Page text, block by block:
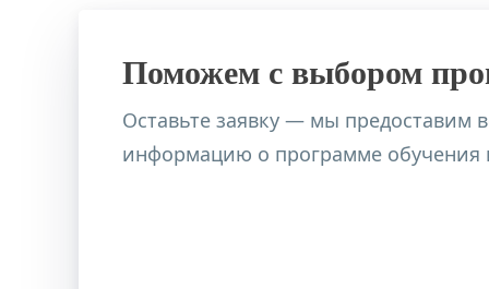
Прикладной анализ поведения (АВА-
Профориентационная работа в
Поможем с выбором
Оставьте заявку — мы предоставим
информацию о программе обучения